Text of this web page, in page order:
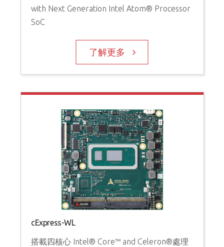
with Next Generation Intel Atom® Processor
SoC
了解更多
cExpress-WL
搭載四核心 Intel® Core™ and Celeron®處理